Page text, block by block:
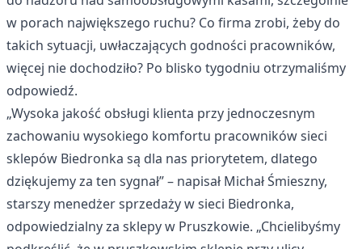
w porach największego ruchu? Co firma zrobi, żeby do
takich sytuacji, uwłaczających godności pracowników,
więcej nie dochodziło? Po blisko tygodniu otrzymaliśmy
odpowiedź.
„Wysoka jakość obsługi klienta przy jednoczesnym
zachowaniu wysokiego komfortu pracowników sieci
sklepów Biedronka są dla nas priorytetem, dlatego
dziękujemy za ten sygnał” – napisał Michał Śmieszny,
starszy menedżer sprzedaży w sieci Biedronka,
odpowiedzialny za sklepy w Pruszkowie. „Chcielibyśmy